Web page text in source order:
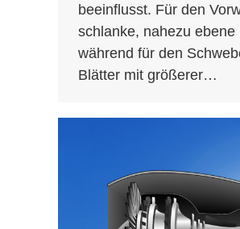
beeinflusst. Für den
schlanke, nahezu ebene
während für den
Blätter mit größerer…